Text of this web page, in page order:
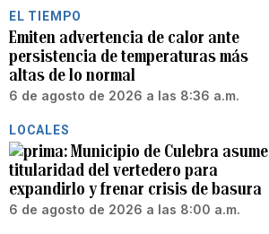
EL TIEMPO
Emiten advertencia de calor ante
persistencia de temperaturas más
altas de lo normal
6 de agosto de 2026 a las 8:36 a.m.
LOCALES
Municipio de Culebra asume
titularidad del vertedero para
expandirlo y frenar crisis de basura
6 de agosto de 2026 a las 8:00 a.m.